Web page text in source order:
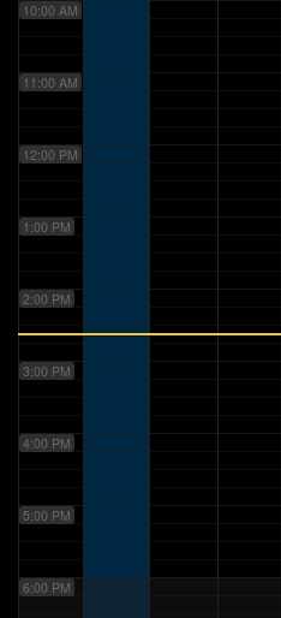
10:00 AM
11:00 AM
12:00 PM
1:00 PM
2:00 PM
3:00 PM
4:00 PM
5:00 PM
6:00 PM